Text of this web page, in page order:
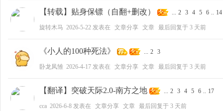
【转载】贴身保镖（自翻+删改） ... 2 3 4 5 6 .. 14
旋转木马 2026-5-22 发表在 文章分享 文章 最后回复于 3 天前
《小人的100种死法》 ... 2 3
卧龙凤雏 2026-4-17 发表在 文章分享 文章 最后回复于 3 天前
【翻译】突破天际2.0-南方之地 ... 2 3 4 5 6 .. 17
cca 2026-6-8 发表在 文章分享 文章 最后回复于 3 天前